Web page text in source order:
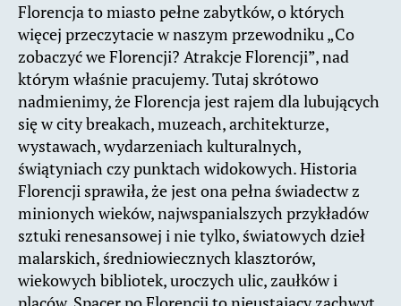
Florencja to miasto pełne zabytków, o których
więcej przeczytacie w naszym przewodniku „Co
zobaczyć we Florencji? Atrakcje Florencji”, nad
którym właśnie pracujemy. Tutaj skrótowo
nadmienimy, że Florencja jest rajem dla lubujących
się w city breakach, muzeach, architekturze,
wystawach, wydarzeniach kulturalnych,
świątyniach czy punktach widokowych. Historia
Florencji sprawiła, że jest ona pełna świadectw z
minionych wieków, najwspanialszych przykładów
sztuki renesansowej i nie tylko, światowych dzieł
malarskich, średniowiecznych klasztorów,
wiekowych bibliotek, uroczych ulic, zaułków i